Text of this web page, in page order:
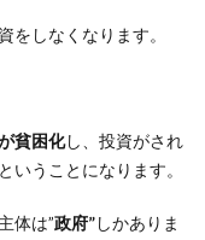
をしなくなります。
貧困化し、投資がされ
いうことになります。
体は”政府”しかありま